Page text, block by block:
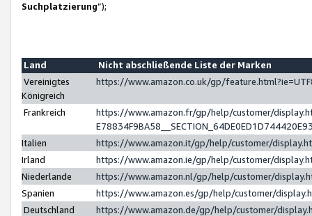
Suchplatzierung”);
Land
Nicht abschließende Liste der Marken
Vereinigtes
Königreich
https://www.amazon.co.uk/gp/
Frankreich
https://www.amazon.fr/gp/help/customer/
Italien
https://www.amazon.it/gp/help/customer/
Irland
https://www.amazon.ie/gp/help/customer/
Niederlande
https://www.amazon.nl/gp/help/customer/
Spanien
https://www.amazon.es/gp/help/customer/
Deutschland
https://www.amazon.de/gp/help/customer/